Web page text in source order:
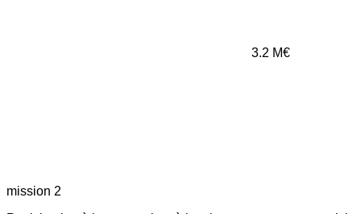
3.2 M€
mission 2